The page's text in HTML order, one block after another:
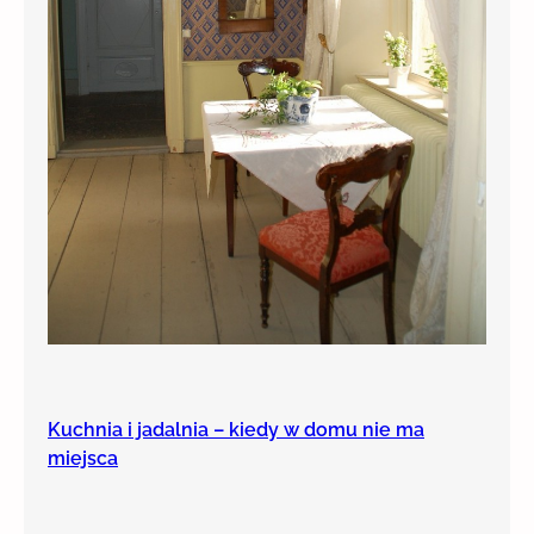
Kuchnia i jadalnia – kiedy w domu nie ma
miejsca